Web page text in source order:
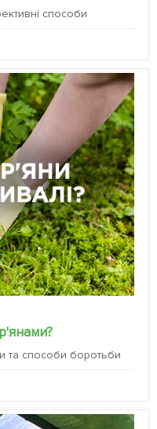
способи
та способи боротьби